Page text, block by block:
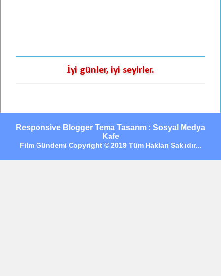
İyi günler, iyi seyirler.
Responsive Blogger Tema Tasarım : Sosyal Medya
Kafe
Film Gündemi Copyright © 2019 Tüm Hakları Saklıdır...